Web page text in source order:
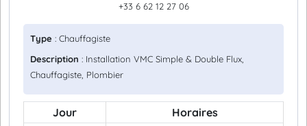
+33 6 62 12 27 06
Type : Chauffagiste
Description : Installation VMC Simple & Double Flux,
Chauffagiste, Plombier
Jour
Horaires